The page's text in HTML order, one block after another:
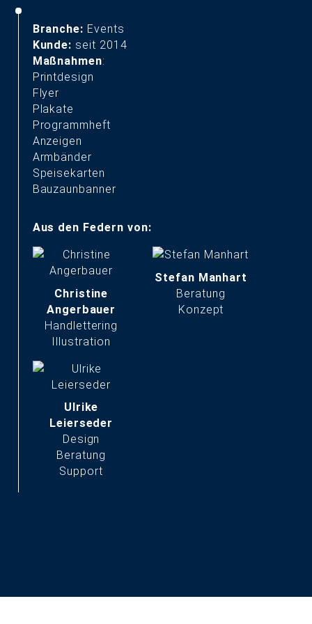
LEISTUNGEN & REFERENZEN
TEAM & KARRIERE
BLOG & NEWS
KONTAKT & ANFAHRT
servus@typneun.de
Branche: Events
Kunde: seit 2014
Maßnahmen:
Printdesign
Flyer
Plakate
Programmheft
Anzeigen
Armbänder
Speisekarten
Bauzaunbanner
Aus den Federn von:
Christine
Angerbauer
Handlettering
Illustration
Stefan Manhart
Beratung
Konzept
Ulrike
Leierseder
Design
Beratung
Support